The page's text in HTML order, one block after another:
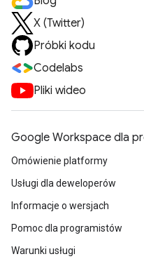
X (Twitter)
Próbki kodu
Codelabs
Pliki wideo
Google Workspace dla
Omówienie platformy
Usługi dla deweloperów
Informacje o wersjach
Pomoc dla programistów
Warunki usługi